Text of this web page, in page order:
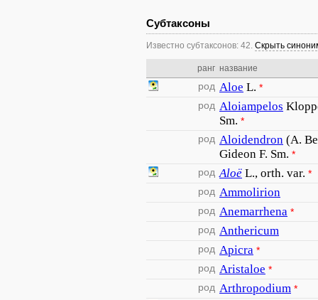
Субтаксоны
Известно субтаксонов: 42. Скрыть
ранг название
род Aloe L. *
род Aloiampelos
Sm. *
род Aloidendron (A.
Gideon F. Sm. *
род Aloë L., orth. var. *
род Ammolirion
род Anemarrhena *
род Anthericum
род Apicra *
род Aristaloe *
род Arthropodium *